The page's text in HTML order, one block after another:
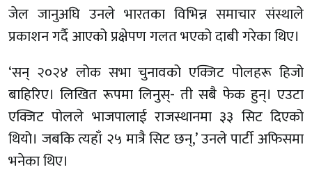
जेल जानुअघि उनले भारतका विभिन्न समाचार संस्थाले
प्रकाशन गर्दै आएको प्रक्षेपण गलत भएको दाबी गरेका थिए।
‘सन् २०२४ लोक सभा चुनावको एक्जिट पोलहरू हिजो
बाहिरिए। लिखित रूपमा लिनुस्- ती सबै फेक हुन्। एउटा
एक्जिट पोलले भाजपालाई राजस्थानमा ३३ सिट दिएको
थियो। जबकि त्यहाँ २५ मात्रै सिट छन्,’ उनले पार्टी अफिसमा
भनेका थिए।